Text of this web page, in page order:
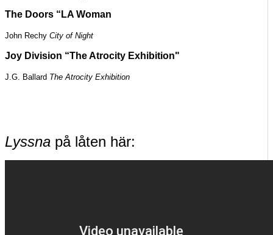
The Doors “ LA Woman
John Rechy City of Night
Joy Division “The Atrocity Exhibition"
J.G. Ballard The Atrocity Exhibition
Lyssna på låten här: